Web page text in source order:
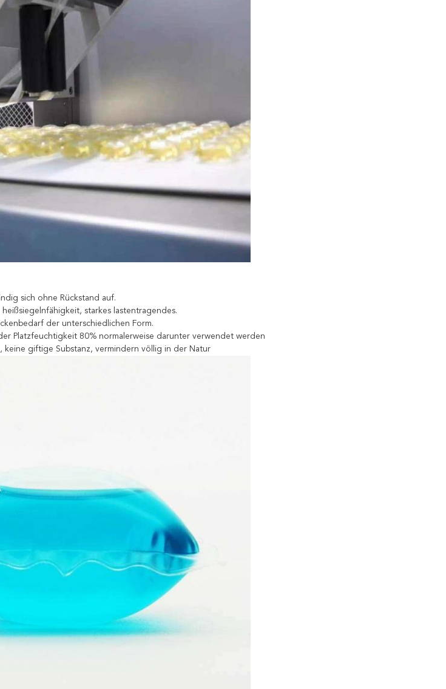
sich ohne Rückstand auf.
starkes lastentragendes.
der unterschiedlichen Form.
Platzfeuchtigkeit 80% normalerweise darunter verwendet werden
keine giftige Substanz, vermindern völlig in der Natur